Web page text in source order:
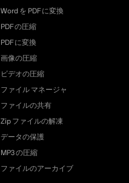
Word を PDF に変換
PDF の圧縮
PDF に変換
画像の圧縮
ビデオの圧縮
ファイル マネージャ
ファイルの共有
Zip ファイルの解凍
データの保護
MP3 の圧縮
ファイルのアーカイブ